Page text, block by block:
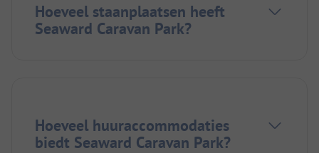
Hoeveel staanplaatsen heeft
Seaward Caravan Park?
Hoeveel huuraccommodaties
biedt Seaward Caravan Park?